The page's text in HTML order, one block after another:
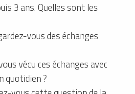
3 ans. Quelles sont les
vous des échanges
vécu ces échanges avec
quotidien ?